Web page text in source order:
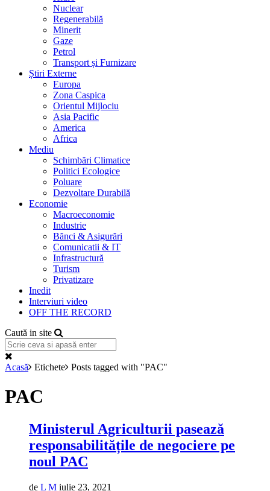
Nuclear
Regenerabilă
Minerit
Gaze
Petrol
Transport și Furnizare
Știri Externe
Europa
Zona Caspica
Orientul Mijlociu
Asia Pacific
America
Africa
Mediu
Schimbări Climatice
Politici Ecologice
Poluare
Dezvoltare Durabilă
Economie
Macroeconomie
Industrie
Bănci & Asigurări
Comunicatii & IT
Infrastructură
Turism
Privatizare
Inedit
Interviuri video
OFF THE RECORD
Caută in site
Acasă Etichete Posts tagged with "PAC"
PAC
Ministerul Agriculturii pasează
responsabilitățile de negociere pe
noul PAC
de L M iulie 23, 2021